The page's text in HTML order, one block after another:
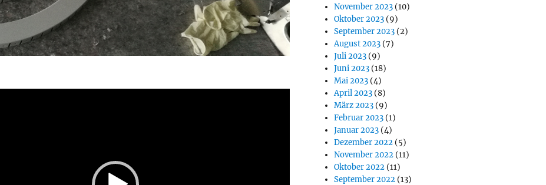
November 2023 (10)
Oktober 2023 (9)
September 2023 (2)
August 2023 (7)
Juli 2023 (9)
Juni 2023 (18)
Mai 2023 (4)
April 2023 (8)
März 2023 (9)
Februar 2023 (1)
Januar 2023 (4)
Dezember 2022 (5)
November 2022 (11)
Oktober 2022 (11)
September 2022 (13)